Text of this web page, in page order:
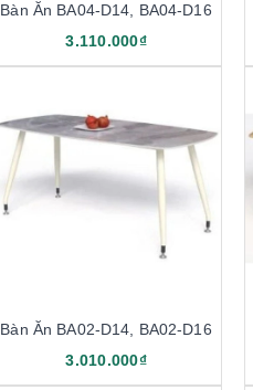
Bàn Ăn BA04-D14, BA04-D16
3.110.000₫
Bàn Ăn BA02-D14, BA02-D16
3.010.000₫